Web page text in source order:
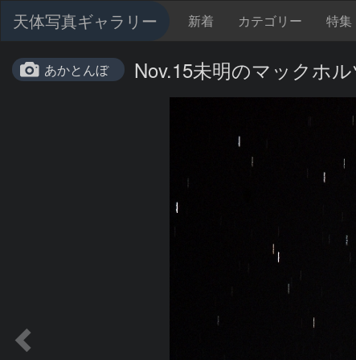
天体写真ギャラリー 新着 カテゴリー 特集
あかとんぼ Nov.15未明のマックホ